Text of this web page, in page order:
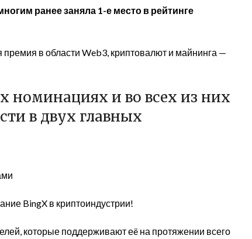
ранее заняла 1-е место в рейтинге
в области Web3, криптовалют и майнинга —
номинациях и во всех из них
в двух главных
BingX в криптоиндустрии!
которые поддерживают еë на протяжении всего